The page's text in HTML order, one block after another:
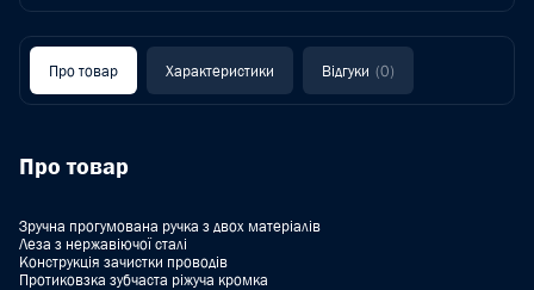
Про товар Характеристики Відгуки (0)
Про товар
Зручна прогумована ручка з двох матеріалів
Леза з нержавіючої сталі
Конструкція зачистки проводів
Протиковзка зубчаста ріжуча кромка